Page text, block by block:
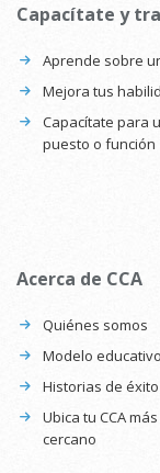
Capacítate y
Aprende sobre
Mejora tus
Capacítate para
puesto o función
Acerca de CCA
Quiénes somos
Modelo educativo
Historias de éxito
Ubica tu CCA más
cercano